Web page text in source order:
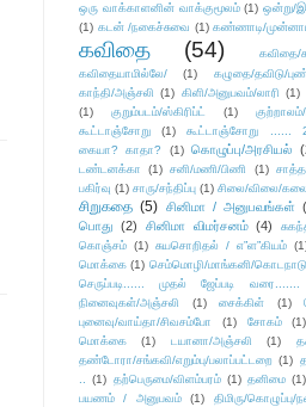
ஒரு வாக்காளனின் வாக்குமூலம் (1) ஒன்று/
(1) கடன் /நகைச்சுவை (1) கண்ணாடி/
கவிதை (54) கவிதை/
கவிதையாமில்லே/
(1) கழுதை/தவிடு/
காந்தி/அஞ்சலி (1) கிளி/அனுபவம்/லாரி (1)
(1)
குறும்படம்/ஸ்கிரிப்ட் (1)
கூட்டாஞ்சோறு
(1) கூட்டாஞ்சோறு ......
கையா? காதா?
(1) கொழுப்பு/அரசியல்
டண்டனக்கா
(1) சனி/மணி/பிணி (1)
பகிர்வு (1) சாரு/சந்திப்பு (1) சிலை/விலை/கலை
சிறுகதை (5) சினிமா / அனுபவங்கள்
பொது (2) சினிமா விமர்சனம் (4)
கொஞ்சம் (1) சுயசொறிதல் / எ”ள”கியம்
மொக்கை (1) செம்மொழி/மாங்கனி/கொடநாடு/
செருப்படி...... முதல் ஜேப்படி வரை.......
நினைவுகள்/அஞ்சலி
(1) சைக்கிள் (1)
புனைவு/வாய்தா/சிவசம்போ
(1) சோகம் (1)
மொக்கை
(1) டயானா/அஞ்சலி (1)
தண்டோரா/சங்கவி/எறும்பு/பலாப்பட்டறை (1)
.. (1) தற்பெருமை/விளம்பரம் (1) தனிமை (1)
பயணம் / அனுபவம்
(1) திமிரு/கொழுப்பு/